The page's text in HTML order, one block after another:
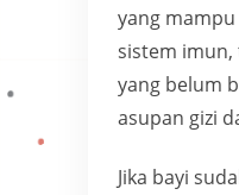
yang
sistem
yang belum
asupan gizi
Jika bayi